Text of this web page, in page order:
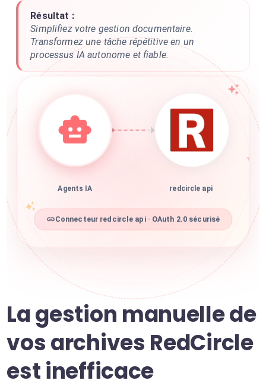
Résultat :
Simplifiez votre gestion documentaire.
Transformez une tâche répétitive en un
processus IA autonome et fiable.
Agents IA redcircle api
Connecteur redcircle api · OAuth 2.0 sécurisé
La gestion manuelle de
vos archives RedCircle
est inefficace